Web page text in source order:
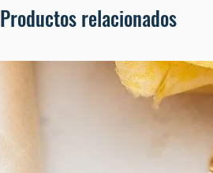
Productos relacionados